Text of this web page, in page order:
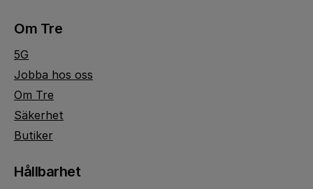
Om Tre
5G
Jobba hos oss
Om Tre
Säkerhet
Butiker
Hållbarhet